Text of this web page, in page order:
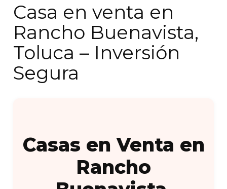
Casa en venta en
Rancho Buenavista,
Toluca – Inversión
Segura
Casas en Venta en
Rancho